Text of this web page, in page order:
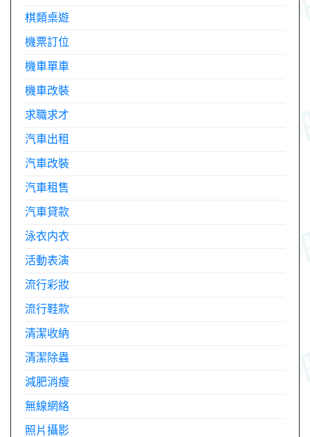
棋類桌遊
機票訂位
機車單車
機車改裝
求職求才
汽車出租
汽車改裝
汽車租售
汽車貸款
泳衣内衣
活動表演
流行彩妝
流行鞋款
清潔收納
清潔除蟲
減肥消瘦
無線網絡
照片攝影